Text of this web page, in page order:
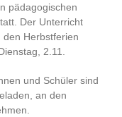
pädagogischen
Der Unterricht
den Herbstferien
2.11.
und Schüler sind
an den